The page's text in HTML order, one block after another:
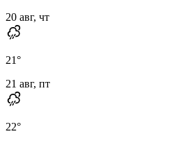
20 авг, чт
21°
21 авг, пт
22°